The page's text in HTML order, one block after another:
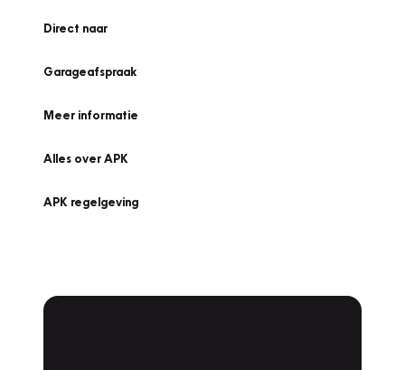
Direct naar
Garageafspraak
Meer informatie
Alles over APK
APK regelgeving